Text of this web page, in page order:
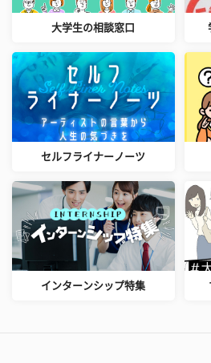
大学生の相談窓口
セルフライナーノーツ
インターンシップ特集